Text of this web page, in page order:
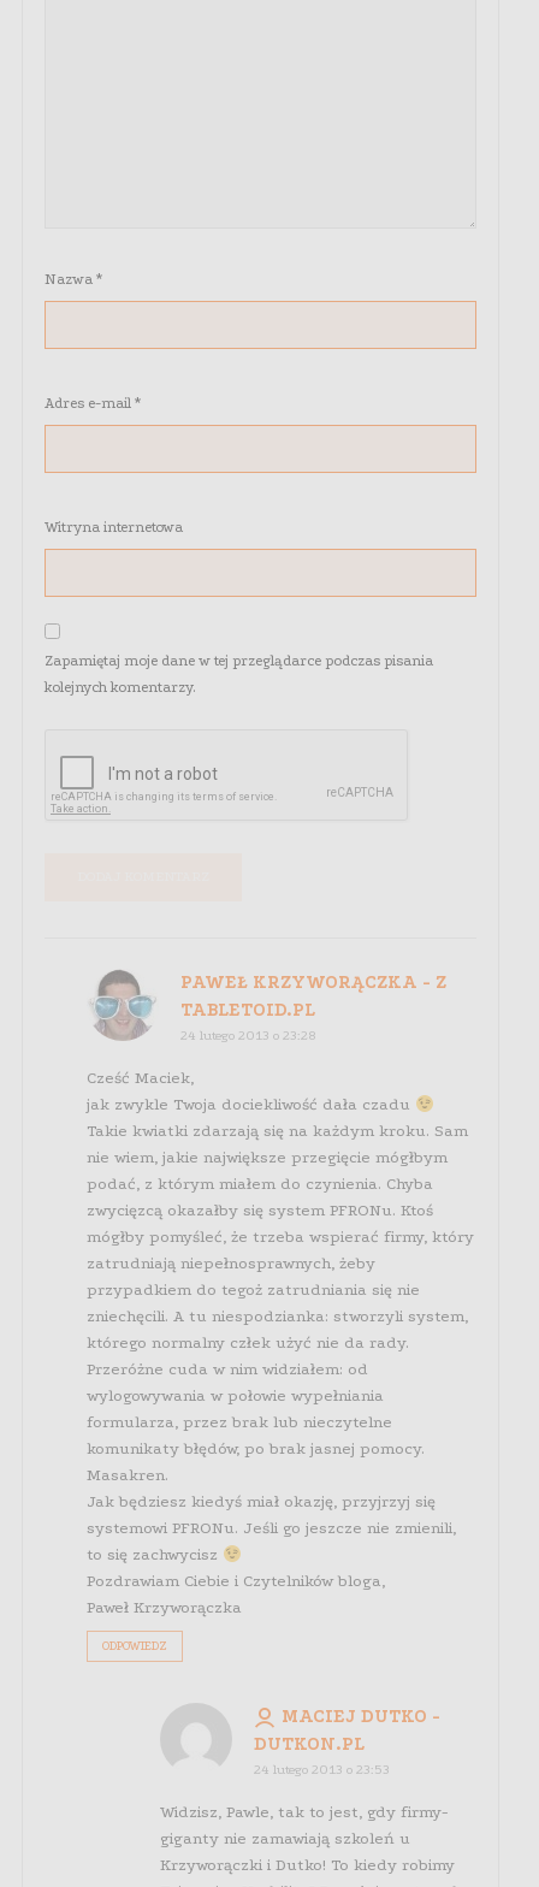
Nazwa *
Adres e-mail *
Witryna internetowa
Zapamiętaj moje dane w tej przeglądarce podczas pisania
kolejnych komentarzy.
PAWEŁ KRZYWORĄCZKA - Z
TABLETOID.PL
24 lutego 2013 o 23:28
Cześć Maciek,
jak zwykle Twoja dociekliwość dała czadu
Takie kwiatki zdarzają się na każdym kroku. Sam
nie wiem, jakie największe przegięcie mógłbym
podać, z którym miałem do czynienia. Chyba
zwycięzcą okazałby się system PFRONu. Ktoś
mógłby pomyśleć, że trzeba wspierać firmy, który
zatrudniają niepełnosprawnych, żeby
przypadkiem do tegoż zatrudniania się nie
zniechęcili. A tu niespodzianka: stworzyli system,
którego normalny człek użyć nie da rady.
Przeróżne cuda w nim widziałem: od
wylogowywania w połowie wypełniania
formularza, przez brak lub nieczytelne
komunikaty błędów, po brak jasnej pomocy.
Masakren.
Jak będziesz kiedyś miał okazję, przyjrzyj się
systemowi PFRONu. Jeśli go jeszcze nie zmienili,
to się zachwycisz
Pozdrawiam Ciebie i Czytelników bloga,
Paweł Krzyworączka
ODPOWIEDZ
MACIEJ DUTKO -
DUTKON.PL
24 lutego 2013 o 23:53
Widzisz, Pawle, tak to jest, gdy firmy-
giganty nie zamawiają szkoleń u
Krzyworączki i Dutko! To kiedy robimy